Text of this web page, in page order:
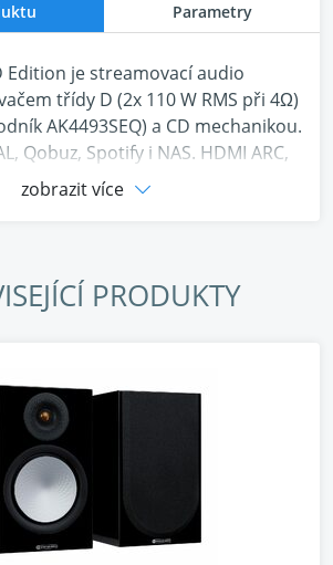
Parametry
Edition je streamovací audio
třídy D (2x 110 W RMS při 4Ω)
AK4493SEQ) a CD mechanikou.
Qobuz, Spotify i NAS. HDMI ARC,
Out. Dotykový displej 5,5",
bez hranic
propojena s platformami jako
Amazon Music, TuneIn Radio,
Radio Paradise, Deezer a
službami, což umožňuje přehrávání
bezeztrátového zvuku bez potřeby
zobrazit více
PRODUKTY